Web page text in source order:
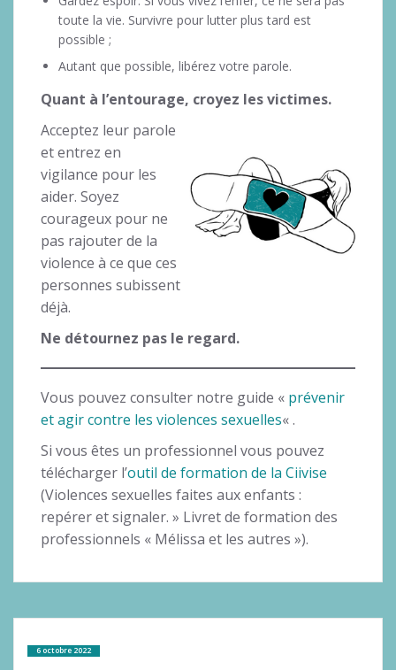
toute la vie. Survivre pour lutter plus tard est
possible ;
Autant que possible, libérez votre parole.
Quant à l’entourage, croyez les victimes.
Acceptez leur parole
et entrez en
vigilance pour les
aider. Soyez
courageux pour ne
pas rajouter de la
violence à ce que ces
personnes subissent
déjà.
Ne détournez pas le regard.
Vous pouvez consulter notre guide « prévenir
et agir contre les violences sexuelles« .
Si vous êtes un professionnel vous pouvez
télécharger l’outil de formation de la Ciivise
(Violences sexuelles faites aux enfants :
repérer et signaler. » Livret de formation des
professionnels « Mélissa et les autres »).
6 octobre 2022